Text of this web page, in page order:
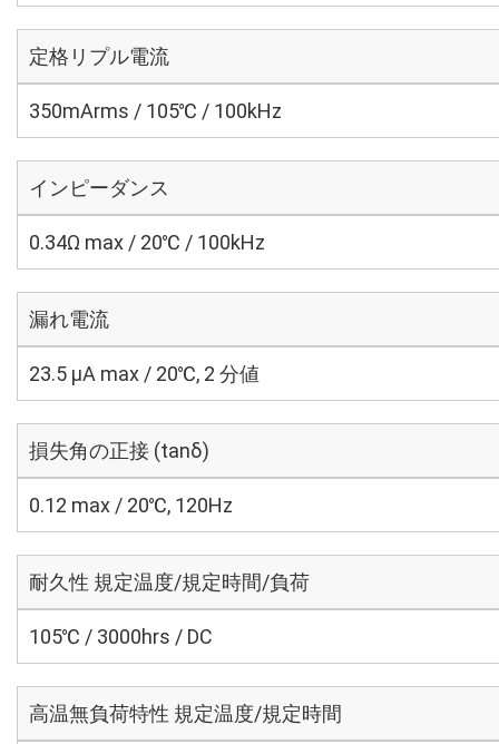
定格リプル電流
350mArms / 105℃ / 100kHz
インピーダンス
0.34Ω max / 20℃ / 100kHz
漏れ電流
23.5 μA max / 20℃, 2 分値
損失角の正接 (tanδ)
0.12 max / 20℃, 120Hz
耐久性 規定温度/規定時間/負荷
105℃ / 3000hrs / DC
高温無負荷特性 規定温度/規定時間